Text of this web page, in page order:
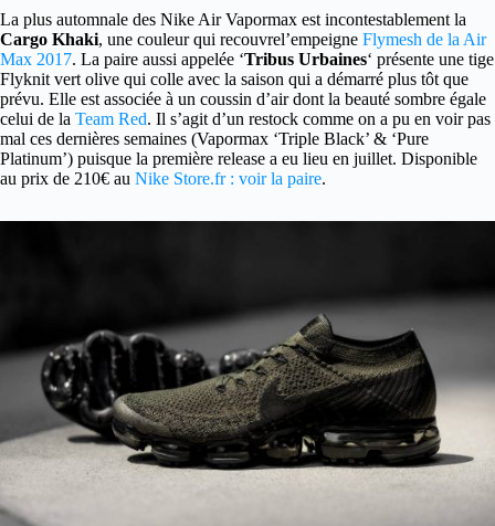
La plus automnale des Nike Air Vapormax est incontestablement la
Cargo Khaki, une couleur qui recouvrel’empeigne Flymesh de la Air
Max 2017. La paire aussi appelée ‘Tribus Urbaines‘ présente une tige
Flyknit vert olive qui colle avec la saison qui a démarré plus tôt que
prévu. Elle est associée à un coussin d’air dont la beauté sombre égale
celui de la Team Red. Il s’agit d’un restock comme on a pu en voir pas
mal ces dernières semaines (Vapormax ‘Triple Black’ & ‘Pure
Platinum’) puisque la première release a eu lieu en juillet. Disponible
au prix de 210€ au Nike Store.fr : voir la paire.